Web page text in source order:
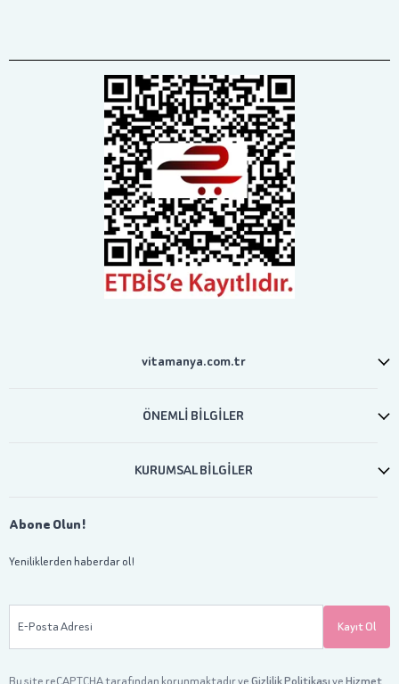
vitamanya.com.tr
ÖNEMLİ BİLGİLER
KURUMSAL BİLGİLER
Abone Olun!
Yeniliklerden haberdar ol!
E-Posta Adresi Kayıt Ol